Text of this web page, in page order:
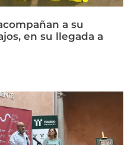
a su
en su llegada a